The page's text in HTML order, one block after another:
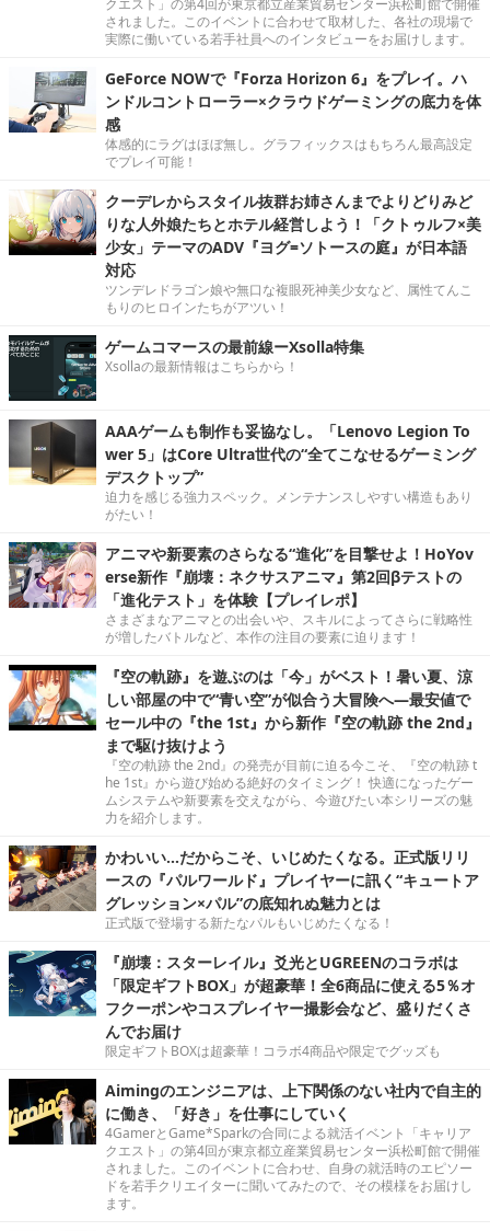
クエスト」の第4回が東京都立産業貿易センター浜松町館で開催
されました。このイベントに合わせて取材した、各社の現場で
実際に働いている若手社員へのインタビューをお届けします。
GeForce NOWで『Forza Horizon 6』をプレイ。ハ
ンドルコントローラー×クラウドゲーミングの底力を体
感
体感的にラグはほぼ無し。グラフィックスはもちろん最高設定
でプレイ可能！
クーデレからスタイル抜群お姉さんまでよりどりみど
りな人外娘たちとホテル経営しよう！「クトゥルフ×美
少女」テーマのADV『ヨグ=ソトースの庭』が日本語
対応
ツンデレドラゴン娘や無口な複眼死神美少女など、属性てんこ
もりのヒロインたちがアツい！
ゲームコマースの最前線ーXsolla特集
Xsollaの最新情報はこちらから！
AAAゲームも制作も妥協なし。「Lenovo Legion To
wer 5」はCore Ultra世代の“全てこなせるゲーミング
デスクトップ”
迫力を感じる強力スペック。メンテナンスしやすい構造もあり
がたい！
アニマや新要素のさらなる“進化”を目撃せよ！HoYov
erse新作『崩壊：ネクサスアニマ』第2回βテストの
「進化テスト」を体験【プレイレポ】
さまざまなアニマとの出会いや、スキルによってさらに戦略性
が増したバトルなど、本作の注目の要素に迫ります！
『空の軌跡』を遊ぶのは「今」がベスト！暑い夏、涼
しい部屋の中で“青い空”が似合う大冒険へ―最安値で
セール中の『the 1st』から新作『空の軌跡 the 2nd』
まで駆け抜けよう
『空の軌跡 the 2nd』の発売が目前に迫る今こそ、『空の軌跡 t
he 1st』から遊び始める絶好のタイミング！ 快適になったゲー
ムシステムや新要素を交えながら、今遊びたい本シリーズの魅
力を紹介します。
かわいい…だからこそ、いじめたくなる。正式版リリ
ースの『パルワールド』プレイヤーに訊く“キュートア
グレッション×パル”の底知れぬ魅力とは
正式版で登場する新たなパルもいじめたくなる！
『崩壊：スターレイル』爻光とUGREENのコラボは
「限定ギフトBOX」が超豪華！全6商品に使える5％オ
フクーポンやコスプレイヤー撮影会など、盛りだくさ
んでお届け
限定ギフトBOXは超豪華！コラボ4商品や限定でグッズも
Aimingのエンジニアは、上下関係のない社内で自主的
に働き、「好き」を仕事にしていく
4GamerとGame*Sparkの合同による就活イベント「キャリア
クエスト」の第4回が東京都立産業貿易センター浜松町館で開催
されました。このイベントに合わせ、自身の就活時のエピソー
ドを若手クリエイターに聞いてみたので、その模様をお届けし
ます。